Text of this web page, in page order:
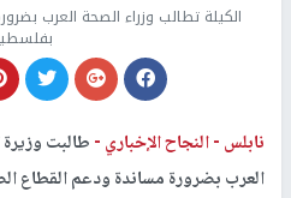
الكيلة تطالب وزراء الصحة العرب
نابلس -النجاح الإخباري -طالبت
العرب بضرورة مساندة ودعم